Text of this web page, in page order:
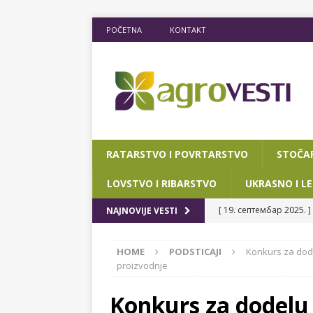
POČETNA KONTAKT
RATARSTVO I POVRTARSTVO
LOVSTVO I RIBARSTVO UKRASNO I
NAJNOVIJE VESTI [ 19. септембар 2025. ]
[ 15. мај 2025. ] JOŠ
POKRAJINSKOG
HOME PODSTICAJI
Konkurs za
proizvodnje
Konkurs za